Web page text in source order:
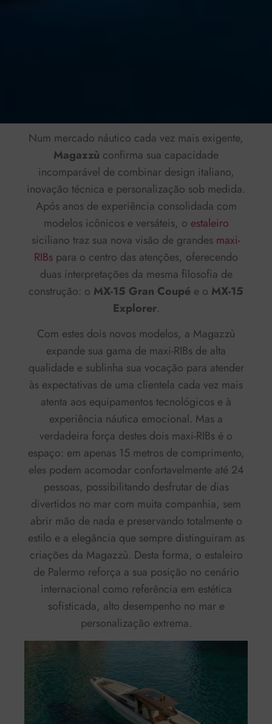
Num mercado náutico cada vez mais exigente,
Magazzù confirma sua capacidade
incomparável de combinar design italiano,
inovação técnica e personalização sob medida.
Após anos de experiência consolidada com
modelos icônicos e versáteis, o estaleiro
siciliano traz sua nova visão de grandes maxi-
RIBs para o centro das atenções, oferecendo
duas interpretações da mesma filosofia de
construção: o MX-15 Gran Coupé e o MX-15
Explorer.
Com estes dois novos modelos, a Magazzù
expande sua gama de maxi-RIBs de alta
qualidade e sublinha sua vocação para atender
às expectativas de uma clientela cada vez mais
atenta aos equipamentos tecnológicos e à
experiência náutica emocional. Mas a
verdadeira força destes dois maxi-RIBs é o
espaço: em apenas 15 metros de comprimento,
eles podem acomodar confortavelmente até 24
pessoas, possibilitando desfrutar de dias
divertidos no mar com muita companhia, sem
abrir mão de nada e preservando totalmente o
estilo e a elegância que sempre distinguiram as
criações da Magazzù. Desta forma, o estaleiro
de Palermo reforça a sua posição no cenário
internacional como referência em estética
sofisticada, alto desempenho no mar e
personalização extrema.